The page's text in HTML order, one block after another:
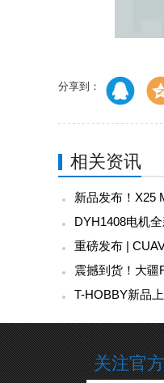
分享到：
相关资讯
重磅发布 |
关注官